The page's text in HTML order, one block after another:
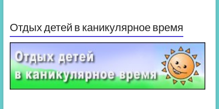
Отдых детей в каникулярное время